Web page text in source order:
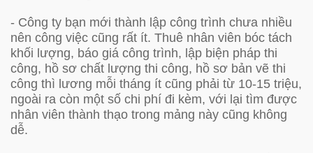
- Công ty bạn mới thành lập công trình chưa nhiều
nên công việc cũng rất ít. Thuê nhân viên bóc tách
khối lượng, báo giá công trình, lập biện pháp thi
công, hồ sơ chất lượng thi công, hồ sơ bản vẽ thi
công thì lương mỗi tháng ít cũng phải từ 10-15 triệu,
ngoài ra còn một số chi phí đi kèm, với lại tìm được
nhân viên thành thạo trong mảng này cũng không
dễ.